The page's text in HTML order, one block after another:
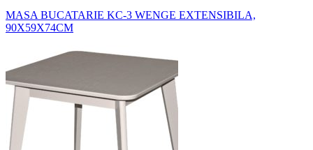
MASA BUCATARIE KC-3 WENGE EXTENSIBILA,
90X59X74CM